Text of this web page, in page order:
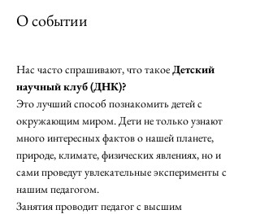
О событии
Нас часто спрашивают, что такое Детский
научный клуб (ДНК)?
Это лучший способ познакомить детей с
окружающим миром. Дети не только узнают
много интересных фактов о нашей планете,
природе, климате, физических явлениях, но и
сами проведут увлекательные эксперименты с
нашим педагогом.
Занятия проводит педагог с высшим